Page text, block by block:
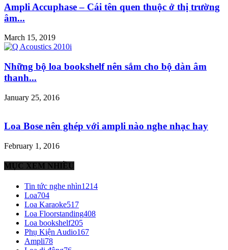
Ampli Accuphase – Cái tên quen thuộc ở thị trường
âm...
March 15, 2019
Những bộ loa bookshelf nên sắm cho bộ dàn âm
thanh...
January 25, 2016
Loa Bose nên ghép với ampli nào nghe nhạc hay
February 1, 2016
MỤC XEM NHIỀU
Tin tức nghe nhìn1214
Loa704
Loa Karaoke517
Loa Floorstanding408
Loa bookshelf205
Phụ Kiện Audio167
Ampli78